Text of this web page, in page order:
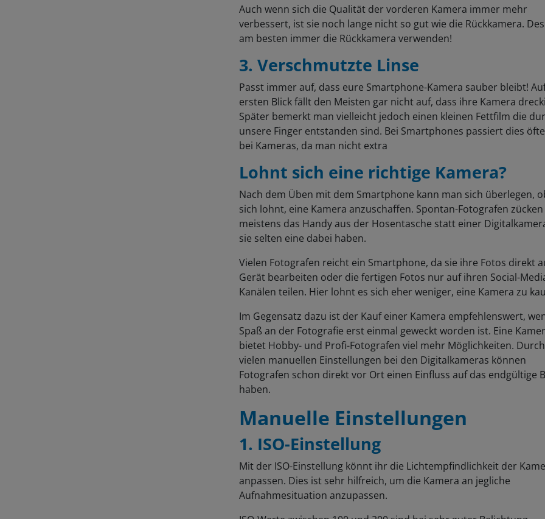
Auch wenn sich die Qualität der vorderen Kamera immer mehr
verbessert, ist sie noch lange nicht so gut wie die Rückkamera.
am besten immer die Rückkamera verwenden!
3. Verschmutzte Linse
Passt immer auf, dass eure Smartphone-Kamera sauber bleibt!
ersten Blick fällt den Meisten gar nicht auf, dass ihre Kamera
Später bemerkt man vielleicht jedoch einen kleinen Fettfilm die
unsere Finger entstanden sind. Bei Smartphones passiert dies
bei Kameras, da man nicht extra
Lohnt sich eine richtige Kamera?
Nach dem Üben mit dem Smartphone kann man sich überlegen,
sich lohnt, eine Kamera anzuschaffen. Spontan-Fotografen zücken
meistens das Handy aus der Hosentasche statt einer
sie selten eine dabei haben.
Vielen Fotografen reicht ein Smartphone, da sie ihre Fotos direkt
Gerät bearbeiten oder die fertigen Fotos nur auf ihren Social-
Kanälen teilen. Hier lohnt es sich eher weniger, eine Kamera zu
Im Gegensatz dazu ist der Kauf einer Kamera empfehlenswert,
Spaß an der Fotografie erst einmal geweckt worden ist. Eine
bietet Hobby- und Profi-Fotografen viel mehr Möglichkeiten.
vielen manuellen Einstellungen bei den Digitalkameras können
Fotografen schon direkt vor Ort einen Einfluss auf das endgültige
haben.
Manuelle Einstellungen
1. ISO-Einstellung
Mit der ISO-Einstellung könnt ihr die Lichtempfindlichkeit der
anpassen. Dies ist sehr hilfreich, um die Kamera an jegliche
Aufnahmesituation anzupassen.